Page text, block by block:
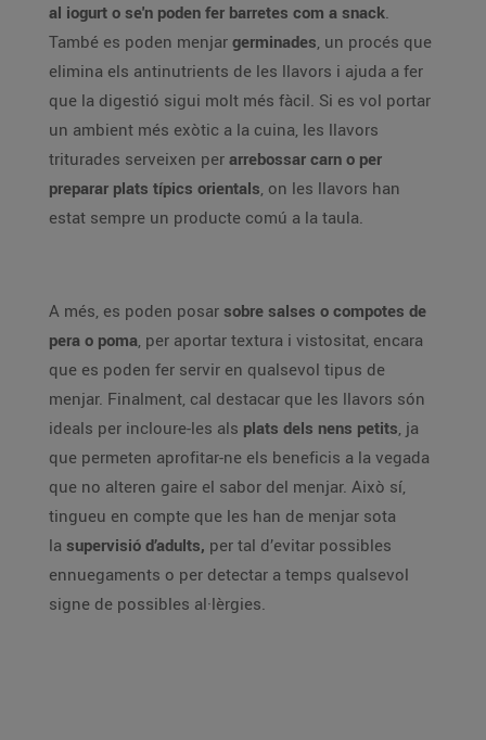
al iogurt o se'n poden fer barretes com a snack.
També es poden menjar germinades, un procés que
elimina els antinutrients de les llavors i ajuda a fer
que la digestió sigui molt més fàcil. Si es vol portar
un ambient més exòtic a la cuina, les llavors
triturades serveixen per arrebossar carn o per
preparar plats típics orientals, on les llavors han
estat sempre un producte comú a la taula.
A més, es poden posar sobre salses o compotes de
pera o poma, per aportar textura i vistositat, encara
que es poden fer servir en qualsevol tipus de
menjar. Finalment, cal destacar que les llavors són
ideals per incloure-les als plats dels nens petits, ja
que permeten aprofitar-ne els beneficis a la vegada
que no alteren gaire el sabor del menjar. Això sí,
tingueu en compte que les han de menjar sota
la supervisió d’adults, per tal d’evitar possibles
ennuegaments o per detectar a temps qualsevol
signe de possibles al·lèrgies.